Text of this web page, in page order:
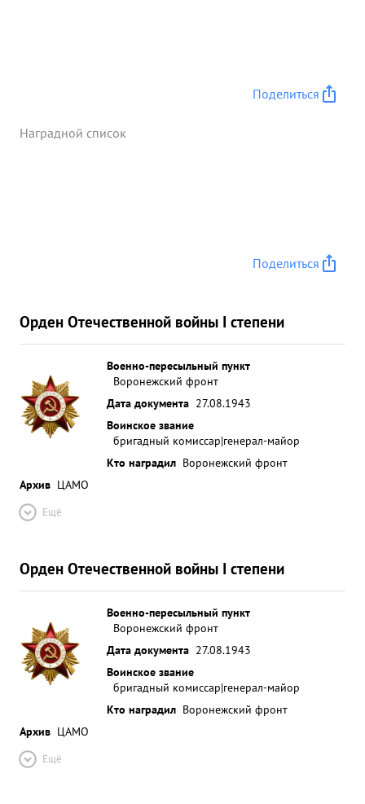
Поделиться
Наградной список
Поделиться
Орден Отечественной войны I степени
Военно-пересыльный пункт
Воронежский фронт
Дата документа 27.08.1943
Воинское звание
бригадный комиссар|генерал-майор
Кто наградил Воронежский фронт
Архив ЦАМО
Ещё
Орден Отечественной войны I степени
Военно-пересыльный пункт
Воронежский фронт
Дата документа 27.08.1943
Воинское звание
бригадный комиссар|генерал-майор
Кто наградил Воронежский фронт
Архив ЦАМО
Ещё